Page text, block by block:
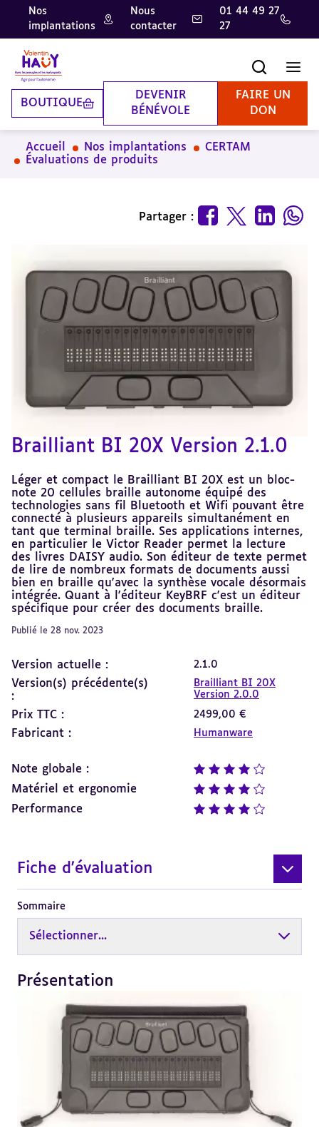
Aller
contenu
principal
Aller
pied
de
page
Aller
la
recherche
Nos
implantations
Nous
contacter
01 44 49 27
27
BOUTIQUE
DEVENIR
BÉNÉVOLE
FAIRE UN
DON
Accueil Nos implantations
CERTAM
Évaluations de produits
Partager :
Brailliant BI 20X Version 2.1.0
Léger et compact le Brailliant BI 20X est un bloc-
note 20 cellules braille autonome équipé des
technologies sans fil Bluetooth et Wifi pouvant être
connecté à plusieurs appareils simultanément en
tant que terminal braille. Ses applications internes,
en particulier le Victor Reader permet la lecture
des livres DAISY audio. Son éditeur de texte permet
de lire de nombreux formats de documents aussi
bien en braille qu'avec la synthèse vocale désormais
intégrée. Quant à l'éditeur KeyBRF c'est un éditeur
spécifique pour créer des documents braille.
Publié le 28 nov. 2023
Version actuelle : 2.1.0
Version(s) précédente(s)
:
Brailliant BI 20X
Version 2.0.0
Prix TTC : 2499,00 €
Fabricant : Humanware
Note globale : note : 4 sur 5
Matériel et ergonomie note : 4 sur 5
Performance note : 4 sur 5
Fiche d'évaluation
Sommaire
Sélectionner...
Présentation
Revenir
sommaire